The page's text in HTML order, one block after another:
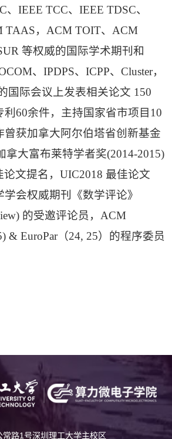
、IEEE TCC、IEEE TDSC、
TAAS，ACM TOIT、ACM
等权威的国际学术期刊和
、IPDPS、ICPP、Cluster，
国际会议上发表相关论文 150
60余件，主持国家省市项目10
曾获加拿大阿尔伯塔省创新基金
拿大富布莱特学者奖(2014-2015)
论文提名，UIC2018 最佳论文
会权威期刊《数学评论》
的受邀评论员，ACM
& EuroPar（24, 25）的程序委员
路1号深圳理工大学主校区